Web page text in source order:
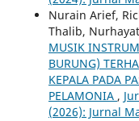
Nurain Arief,
Thalib,
MUSIK
BURUNG)
KEPALA PADA
PELAMONIA ,
(2026): Jurnal